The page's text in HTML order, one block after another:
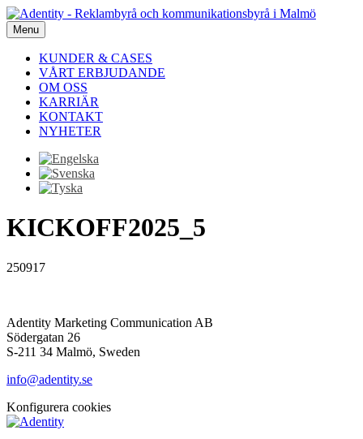
Menu
KUNDER & CASES
VÅRT ERBJUDANDE
OM OSS
KARRIÄR
KONTAKT
NYHETER
KICKOFF2025_5
250917
Adentity Marketing Communication AB
Södergatan 26
S-211 34 Malmö, Sweden
info@adentity.se
Konfigurera cookies